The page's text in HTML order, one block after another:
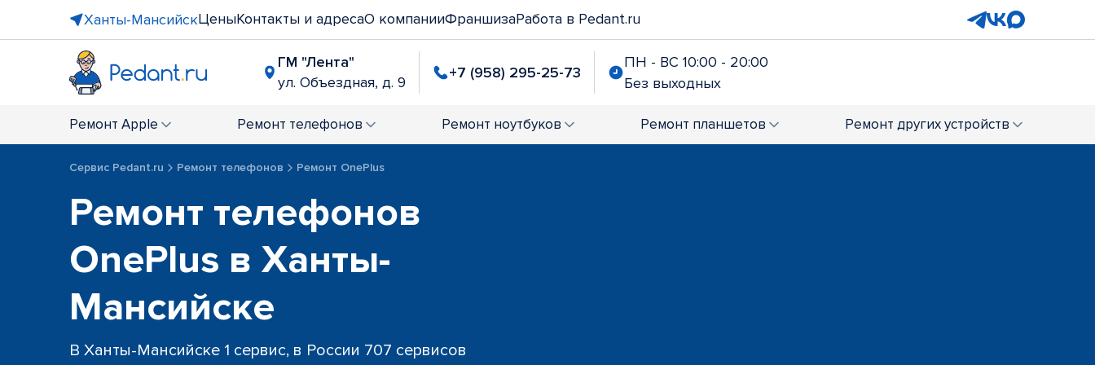
Ханты-МансийскЦеныКонтакты и адресаО компанииФраншизаРабота в Pedant.ru
ГМ "Лента"
ул. Объездная, д. 9
+7 (958) 295-25-73
ПН - ВС 10:00 - 20:00
Без выходных
Ремонт Apple Ремонт телефонов Ремонт ноутбуков Ремонт планшетов Ремонт других устройств
Сервис Pedant.ru Ремонт телефонов Ремонт OnePlus
Ремонт телефонов
OnePlus в Ханты-
Мансийске
В Ханты-Мансийске 1 сервис, в России 707 сервисов